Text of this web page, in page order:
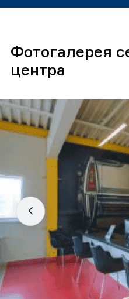
Фотогалерея
центра